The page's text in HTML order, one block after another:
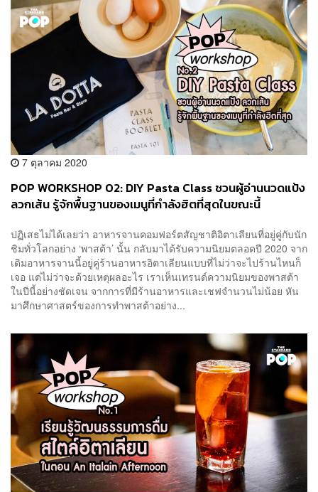
7 ตุลาคม 2020
POP WORKSHOP 02: DIY Pasta Class ชวนผู้อ่านนวดแป้ง
ลวกเส้น รู้จักพื้นฐานของเมนูที่กำลังฮิตที่สุดในขณะนี้
ปฏิเสธไม่ได้เลยว่า อาหารจานคอมฟอร์ตสัญชาติอิตาเลียนที่อยู่คู่กับนัก
ชิมทั่วโลกอย่าง ‘พาสต้า’ นั้น กลับมาได้รับความนิยมตลอดปี 2020 จาก
เดิมอาหารจานนี้อยู่คู่ร้านอาหารอิตาเลียนแบบที่ไม่ว่าจะไปร้านไหนก็
เจอ แต่ไม่ว่าจะด้วยเหตุผลอะไร เราเห็นเทรนด์ความนิยมของพาสต้า
ในปีนี้อย่างชัดเจน จากการที่มีร้านอาหารและเชฟจำนวนไม่น้อย หัน
มาศึกษาศาสตร์ของการทำพาสต้าอย่าง...